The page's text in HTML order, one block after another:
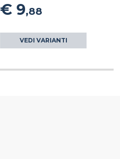
€ 9,88
VEDI VARIANTI